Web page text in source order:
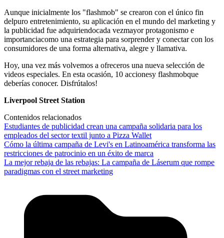
Aunque inicialmente los "flashmob" se crearon con el único fin
delpuro entretenimiento, su aplicación en el mundo del marketing y
la publicidad fue adquiriendocada vezmayor protagonismo e
importanciacomo una estrategia para sorprender y conectar con los
consumidores de una forma alternativa, alegre y llamativa.
Hoy, una vez más volvemos a ofreceros una nueva selección de
videos especiales. En esta ocasión, 10 accionesy flashmobque
deberías conocer. Disfrútalos!
Liverpool Street Station
Contenidos relacionados
Estudiantes de publicidad crean una campaña solidaria para los
empleados del sector textil junto a Pizza Wallet
Cómo la última campaña de Levi's en Latinoamérica transforma las
restricciones de patrocinio en un éxito de marca
La mejor rebaja de las rebajas: La campaña de Láserum que rompe
paradigmas con el street marketing